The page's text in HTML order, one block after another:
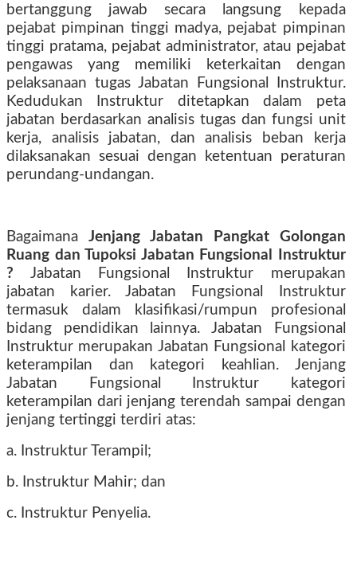
bertanggung jawab secara langsung kepada
pejabat pimpinan tinggi madya, pejabat pimpinan
tinggi pratama, pejabat administrator, atau pejabat
pengawas yang memiliki keterkaitan dengan
pelaksanaan tugas Jabatan Fungsional Instruktur.
Kedudukan Instruktur ditetapkan dalam peta
jabatan berdasarkan analisis tugas dan fungsi unit
kerja, analisis jabatan, dan analisis beban kerja
dilaksanakan sesuai dengan ketentuan peraturan
perundang-undangan.
Bagaimana Jenjang Jabatan Pangkat Golongan
Ruang dan Tupoksi Jabatan Fungsional Instruktur
?Jabatan Fungsional Instruktur merupakan
jabatan karier. Jabatan Fungsional Instruktur
termasuk dalam klasifikasi/rumpun profesional
bidang pendidikan lainnya. Jabatan Fungsional
Instruktur merupakan Jabatan Fungsional kategori
keterampilan dan kategori keahlian. Jenjang
Jabatan Fungsional Instruktur kategori
keterampilan dari jenjang terendah sampai dengan
jenjang tertinggi terdiri atas:
a. Instruktur Terampil;
b. Instruktur Mahir; dan
c. Instruktur Penyelia.